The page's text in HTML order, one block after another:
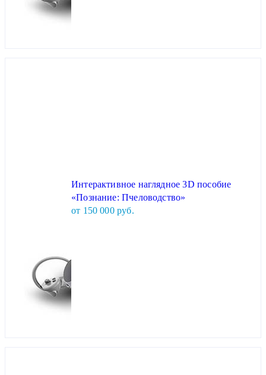
Интерактивное наглядное 3D пособие
«Познание: Пчеловодство»
от 150 000 руб.